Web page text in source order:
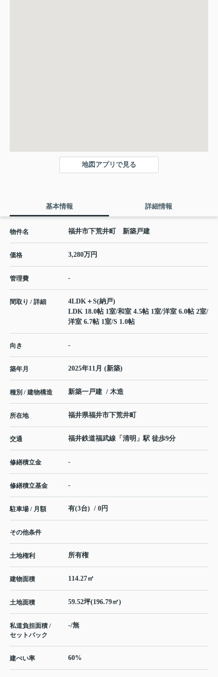
地図アプリで見る
基本情報 詳細情報
物件名 福井市下荒井町 新築戸建
価格 3,280万円
管理費 -
間取り / 詳細
4LDK＋S(納戸)
LDK 18.0帖 1室/和室 4.5帖 1室/洋室 6.0帖 2室/
洋室 6.7帖 1室/S 1.0帖
向き -
築年月 2025年11月 (新築)
種別 / 建物構造 新築一戸建 / 木造
所在地 福井県福井市下荒井町
交通 福井鉄道福武線 「 清明 」駅 徒歩9分
修繕積立金 -
修繕積立基金 -
駐車場 / 月額 有(3台) / 0円
その他条件
土地権利 所有権
建物面積 114.27㎡
土地面積 59.52坪(196.79㎡)
私道負担面積 /
セットバック
-/無
建ぺい率 60%